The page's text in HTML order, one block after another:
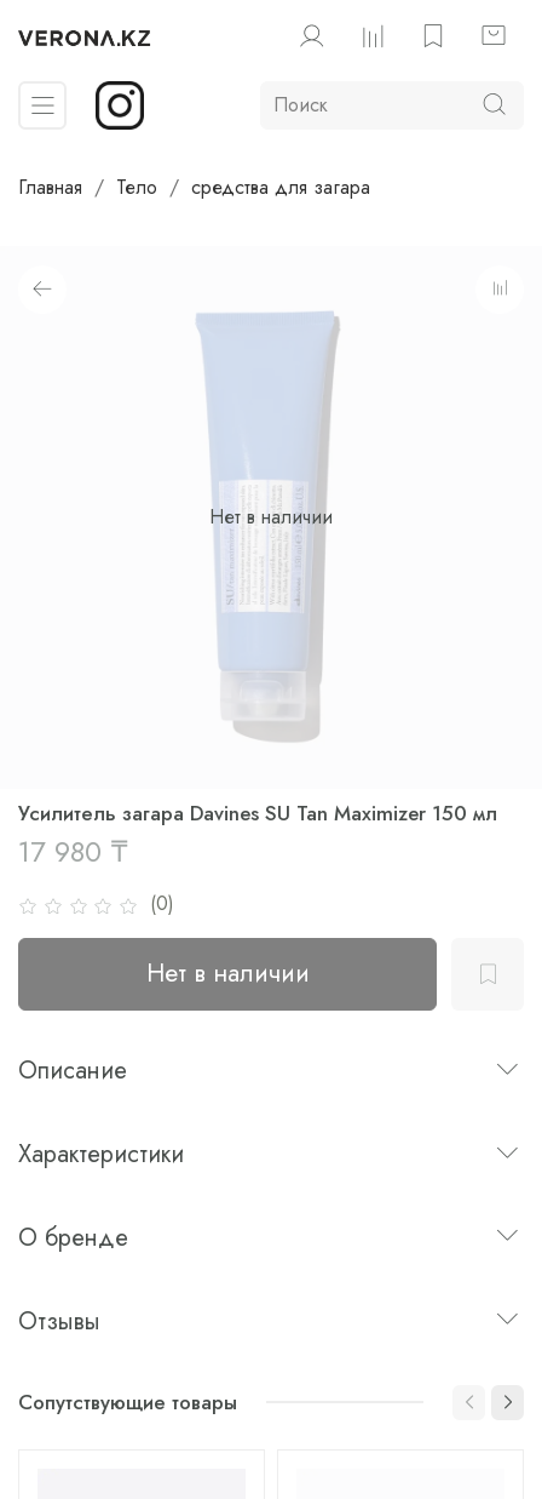
Главная Тело средства для загара
Нет в наличии
(0)
Усилитель загара Davines SU Tan Maximizer 150 мл
17 980 ₸
Нет в наличии
Описание
Характеристики
О бренде
Отзывы
Сопутствующие товары